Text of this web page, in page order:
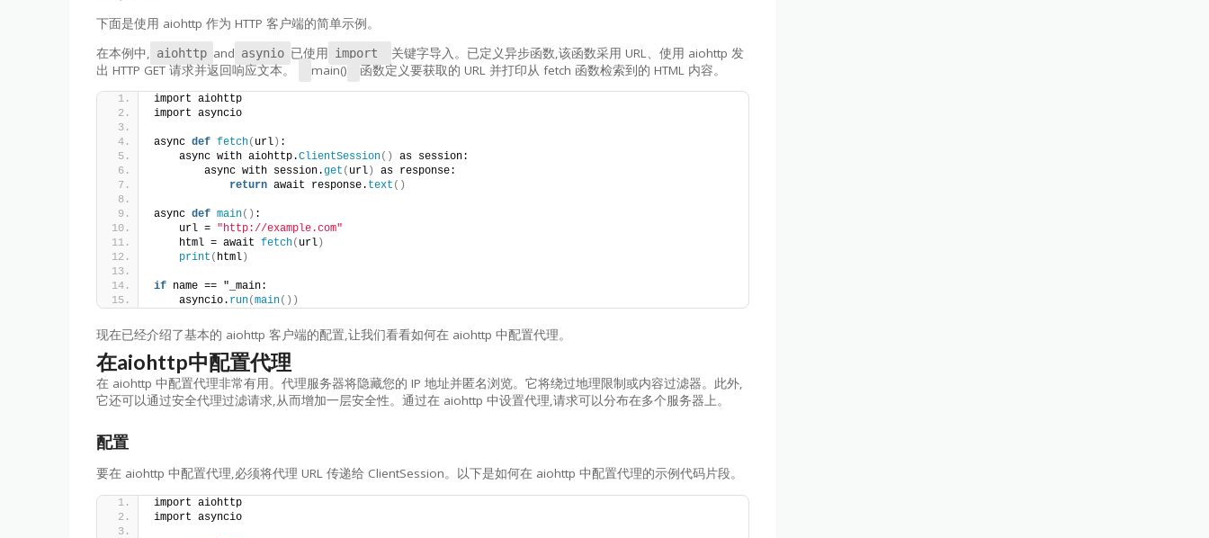
下面是使用 aiohttp 作为 HTTP 客户端的简单示例。
在本例中, aiohttp and asynio 已使用 import
关键字导入。已定义异步函数,该函数采用 URL、使用 aiohttp 发
出 HTTP GET 请求并返回响应文本。
main() 函数定义要获取的 URL 并打印从 fetch 函数检索到的 HTML 内容。
import aiohttp
import asyncio
async def fetch( url ) :
    async with aiohttp.
ClientSession()
as session:
        async with session.
get ( url )
as response:
return await response. text ()
async def main() :
    url =
"http://example.com"
    html = await
fetch( url )
print ( html )
if name == "_main:
    asyncio.
run(main())
现在已经介绍了基本的 aiohttp 客户端的配置,让我们看看如何在 aiohttp 中配置代理。
在aiohttp中配置代理
在 aiohttp 中配置代理非常有用。代理服务器将隐藏您的 IP 地址并匿名浏览。它将绕过地理限制或内容过滤器。此外,
它还可以通过安全代理过滤请求,从而增加一层安全性。通过在 aiohttp 中设置代理,请求可以分布在多个服务器上。
配置
要在 aiohttp 中配置代理,必须将代理 URL 传递给 ClientSession。以下是如何在 aiohttp 中配置代理的示例代码片段。
import aiohttp
import asyncio